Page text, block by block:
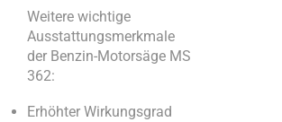
Weitere wichtige
Ausstattungsmerkmale
der Benzin-Motorsäge MS
362:
Erhöhter Wirkungsgrad